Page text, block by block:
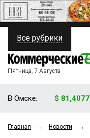
ПОЛИТИКА
ФИНАНСЫ
ОБЩЕСТВО
Все рубрики
Пятница, 7 Августа
В Омске: $ 81,4077
Главная → Новости →